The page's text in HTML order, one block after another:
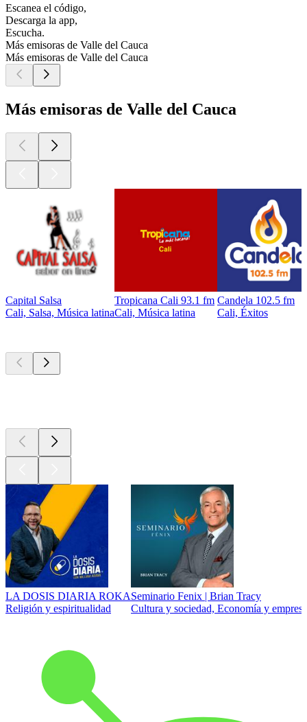
Escanea el código,
Descarga la app,
Escucha.
Más emisoras de Valle del Cauca
Más emisoras de Valle del Cauca
Más emisoras de Valle del Cauca
Capital Salsa
Cali, Salsa, Música latina
Tropicana Cali 93.1 fm
Cali, Música latina
Candela 102.5 fm
Cali, Éxitos
LA DOSIS DIARIA ROKA
Religión y espiritualidad
Seminario Fenix | Brian Tracy
Cultura y sociedad, Economía y